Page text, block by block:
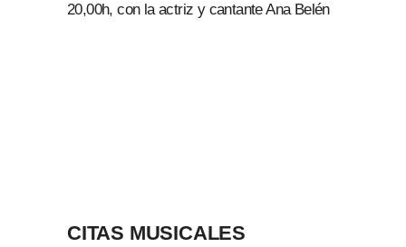
20,00h, con la actriz y cantante Ana Belén
CITAS MUSICALES